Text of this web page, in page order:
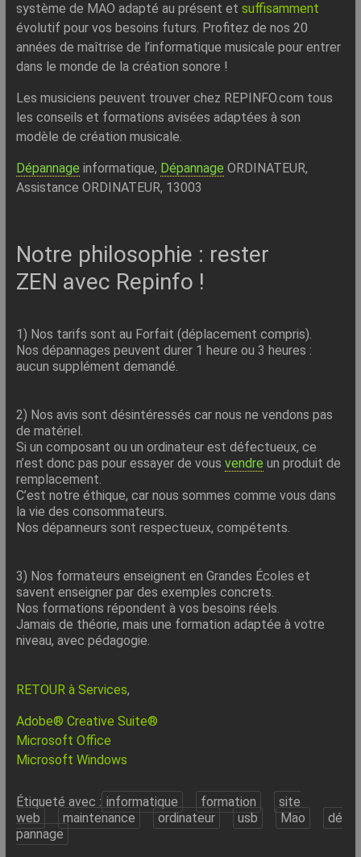
système de MAO adapté au présent et suffisamment
évolutif pour vos besoins futurs. Profitez de nos 20
années de maîtrise de l’informatique musicale pour entrer
dans le monde de la création sonore !
Les musiciens peuvent trouver chez REPINFO.com tous
les conseils et formations avisées adaptées à son
modèle de création musicale.
Dépannage informatique, Dépannage ORDINATEUR,
Assistance ORDINATEUR, 13003
Notre philosophie : rester
ZEN avec Repinfo !
1) Nos tarifs sont au Forfait (déplacement compris).
Nos dépannages peuvent durer 1 heure ou 3 heures :
aucun supplément demandé.
2) Nos avis sont désintéressés car nous ne vendons pas
de matériel.
Si un composant ou un ordinateur est défectueux, ce
n’est donc pas pour essayer de vous vendre un produit de
remplacement.
C’est notre éthique, car nous sommes comme vous dans
la vie des consommateurs.
Nos dépanneurs sont respectueux, compétents.
3) Nos formateurs enseignent en Grandes Écoles et
savent enseigner par des exemples concrets.
Nos formations répondent à vos besoins réels.
Jamais de théorie, mais une formation adaptée à votre
niveau, avec pédagogie.
RETOUR à Services,
Adobe® Creative Suite®
Microsoft Office
Microsoft Windows
Étiqueté avec : informatique formation
site
web
maintenance ordinateur usb Mao
dé
pannage